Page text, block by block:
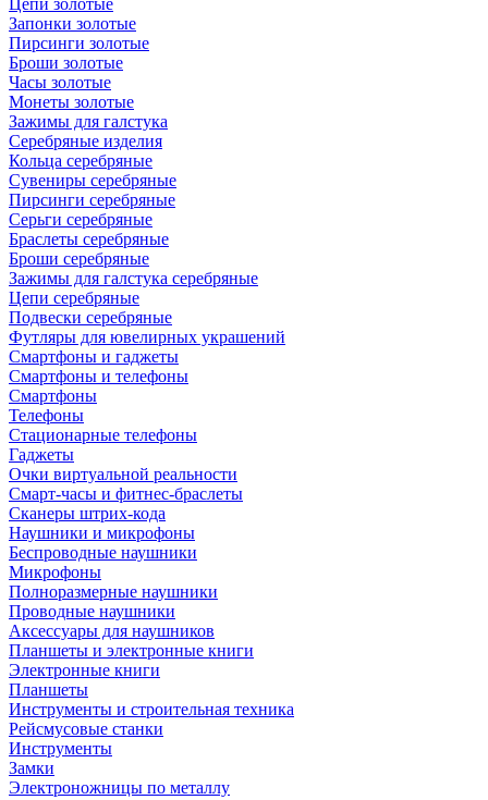
Цепи золотые
Запонки золотые
Пирсинги золотые
Броши золотые
Часы золотые
Монеты золотые
Зажимы для галстука
Серебряные изделия
Кольца серебряные
Сувениры серебряные
Пирсинги серебряные
Серьги серебряные
Браслеты серебряные
Броши серебряные
Зажимы для галстука серебряные
Цепи серебряные
Подвески серебряные
Футляры для ювелирных украшений
Смартфоны и гаджеты
Смартфоны и телефоны
Смартфоны
Телефоны
Стационарные телефоны
Гаджеты
Очки виртуальной реальности
Смарт-часы и фитнес-браслеты
Сканеры штрих-кода
Наушники и микрофоны
Беспроводные наушники
Микрофоны
Полноразмерные наушники
Проводные наушники
Аксессуары для наушников
Планшеты и электронные книги
Электронные книги
Планшеты
Инструменты и строительная техника
Рейсмусовые станки
Инструменты
Замки
Электроножницы по металлу